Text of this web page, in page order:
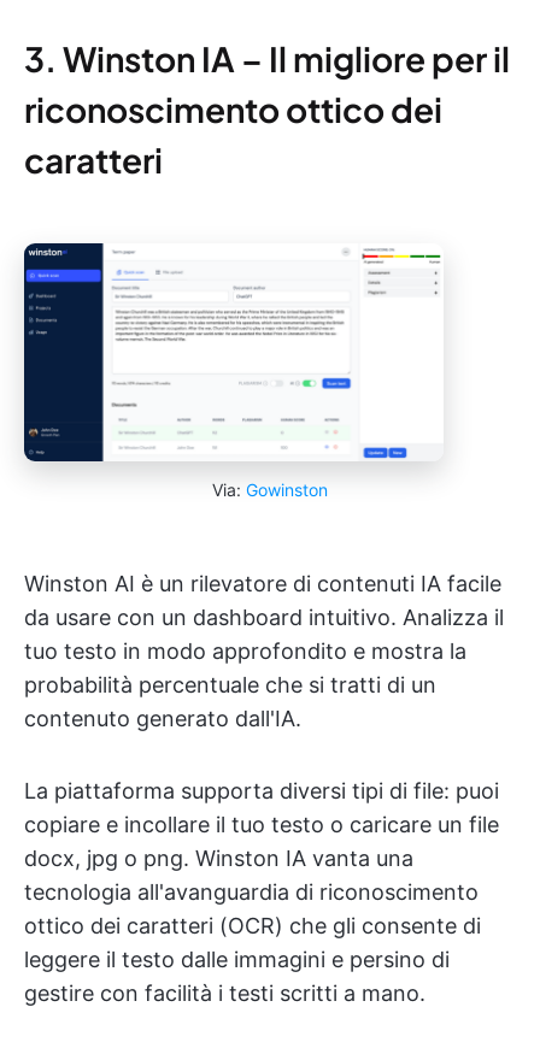
3. Winston IA – Il migliore per il
riconoscimento ottico dei
caratteri
Via: Gowinston
Winston AI è un rilevatore di contenuti IA facile
da usare con un dashboard intuitivo. Analizza il
tuo testo in modo approfondito e mostra la
probabilità percentuale che si tratti di un
contenuto generato dall'IA.
La piattaforma supporta diversi tipi di file: puoi
copiare e incollare il tuo testo o caricare un file
docx, jpg o png. Winston IA vanta una
tecnologia all'avanguardia di riconoscimento
ottico dei caratteri (OCR) che gli consente di
leggere il testo dalle immagini e persino di
gestire con facilità i testi scritti a mano.